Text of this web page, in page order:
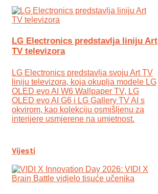
LG Electronics predstavlja liniju Art
TV televizora
LG Electronics predstavlja svoju Art TV
liniju televizora, koja okuplja modele LG
OLED evo AI W6 Wallpaper TV, LG
OLED evo AI G6 i LG Gallery TV AI s
okvirom, kao kolekciju osmišljenu za
interijere usmjerene na umjetnost.
Vijesti